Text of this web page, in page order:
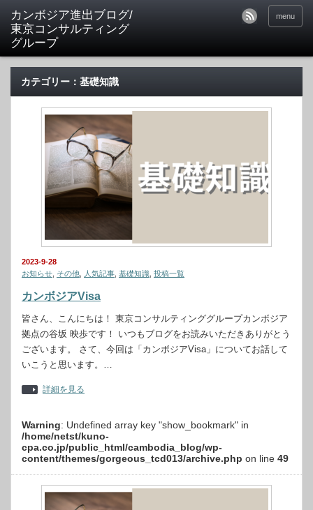
カンボジア進出ブログ/
東京コンサルティング
グループ
menu
カテゴリー：基礎知識
2023-9-28
お知らせ その他 人気記事 基礎知識 投稿一覧
カンボジアVisa
皆さん、こんにちは！ 東京コンサルティンググループカンボジア
拠点の谷坂 映歩です！ いつもブログをお読みいただきありがとう
ございます。 さて、今回は「カンボジアVisa」についてお話して
いこうと思います。…
詳細を見る
Warning: Undefined array key "show_bookmark" in
/home/netst/kuno-
cpa.co.jp/public_html/cambodia_blog/wp-
content/themes/gorgeous_tcd013/archive.php on line 49